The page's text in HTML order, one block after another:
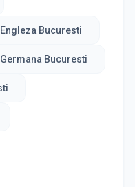
Bucuresti
Bucuresti